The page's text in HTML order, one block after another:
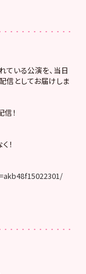
ている公演を、当日
信としてお届けしま
信！
！